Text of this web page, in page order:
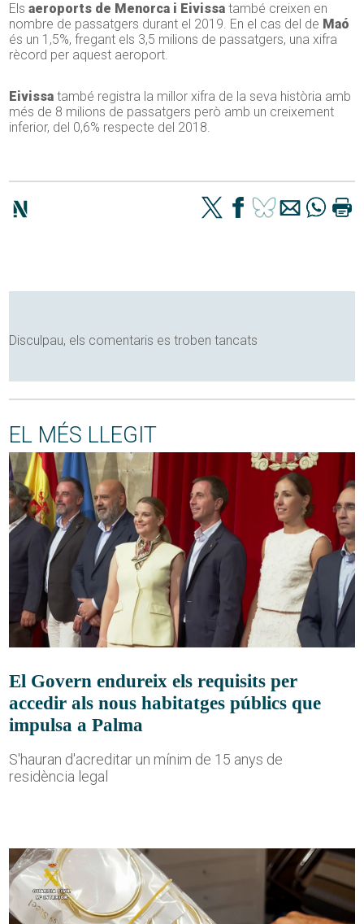
Elsaeroports de Menorca i Eivissa també creixen en
nombre de passatgers durant el 2019. En el cas del de Maó
és un 1,5%, fregant els 3,5 milions de passatgers, una xifra
rècord per aquest aeroport.
Eivissa també registra la millor xifra de la seva història amb
més de 8 milions de passatgers però amb un creixement
inferior, del 0,6% respecte del 2018.
Disculpau, els comentaris es troben tancats
EL MÉS LLEGIT
El Govern endureix els requisits per
accedir als nous habitatges públics que
impulsa a Palma
S'hauran d'acreditar un mínim de 15 anys de
residència legal